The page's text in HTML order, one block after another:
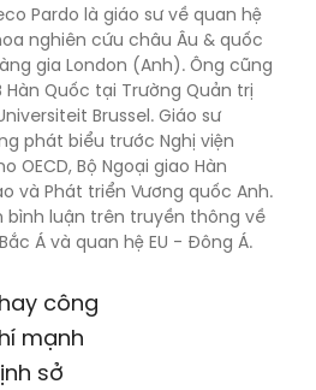
Pardo là giáo sư về quan hệ
nghiên cứu châu Âu & quốc
gia London (Anh). Ông cũng
Hàn Quốc tại Trường Quản trị
Brussel. Giáo sư
phát biểu trước Nghị viện
OECD, Bộ Ngoại giao Hàn
và Phát triển Vương quốc Anh.
bình luận trên truyền thông về
Á và quan hệ EU - Đông Á.
công
mạnh
sở